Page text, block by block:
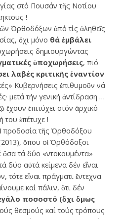
στό Πουσάν τῆς Νοτίου
!
Ὀρθοδόξων ἀπό τίς ἀληθεῖς
ὄχι μόνο θά ἐμβάλει
δημιουργώντας
ὑποχωρήσεις, πιό
λαβές κριτικῆς ἐναντίον
Κυβερνήσεις ἐπιθυμοῦν νά
μετά τήν γενική ἀντίδραση …
ἐπιτύχει στόν ἀρχικό
του ἐπέτυχε !
προδοσία τῆς Ὀρθοδόξου
ὅπου οἱ Ὀρθόδοξοι
ὅσα τά δύο «ντοκουμέντα»
δύο αὐτά κείμενα δέν εἶναι
εἶναι πράγματι ἔντεχνα
καί πάλιν, ὅτι δέν
ποσοστό (ὄχι ὅμως
θεσμούς καί τούς τρόπους